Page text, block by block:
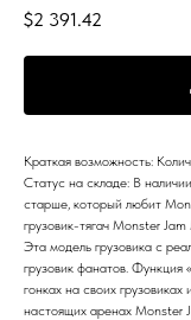
$2 391.42
Краткая возможность:
Статус на складе: В
старше, который любит
грузовик-тягач Monster
Эта модель грузовика с
грузовик фанатов. Функция
гонках на своих
настоящих аренах Monster